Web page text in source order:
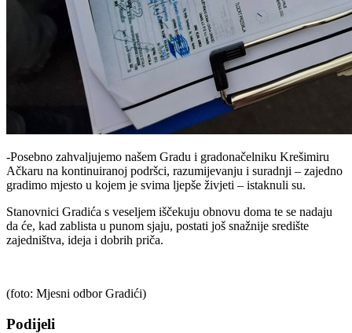
-Posebno zahvaljujemo našem Gradu i gradonačelniku Krešimiru
Ačkaru na kontinuiranoj podršci, razumijevanju i suradnji – zajedno
gradimo mjesto u kojem je svima ljepše živjeti – istaknuli su.
Stanovnici Gradića s veseljem iščekuju obnovu doma te se nadaju
da će, kad zablista u punom sjaju, postati još snažnije središte
zajedništva, ideja i dobrih priča.
(foto: Mjesni odbor Gradići)
Podijeli